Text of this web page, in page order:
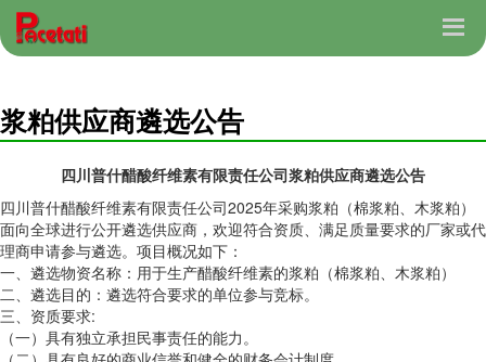
浆粕供应商遴选公告
四川普什醋酸纤维素有限责任公司浆粕供应商遴选公告
四川普什醋酸纤维素有限责任公司2025年采购浆粕（棉浆粕、木浆粕）
面向全球进行公开遴选供应商，欢迎符合资质、满足质量要求的厂家或代
理商申请参与遴选。项目概况如下：
一、遴选物资名称：用于生产醋酸纤维素的浆粕（棉浆粕、木浆粕）
二、遴选目的：遴选符合要求的单位参与竞标。
三、资质要求:
（一）具有独立承担民事责任的能力。